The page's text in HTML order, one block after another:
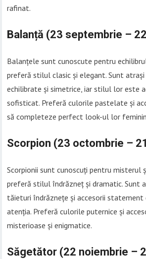
rafinat.
Balanță (23 septembrie –
Balanțele sunt cunoscute pentru
preferă stilul clasic și elegant. Sunt atrași
echilibrate și simetrice, iar stilul lor este
sofisticat. Preferă culorile pastelate și
să completeze perfect look-ul lor
Scorpion (23 octombrie –
Scorpionii sunt cunoscuți pentru misterul
preferă stilul îndrăzneț și dramatic. Sunt
tăieturi îndrăznețe și accesorii statement
atenția. Preferă culorile puternice și
misterioase și enigmatice.
Săgetător (22 noiembrie –